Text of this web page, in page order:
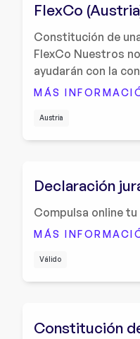
Austria
FlexCo
Constitución de
FlexCo Nuestros
ayudarán con la
MÁS
Válido
Declaración
Compulsa online
MÁS
Constitución